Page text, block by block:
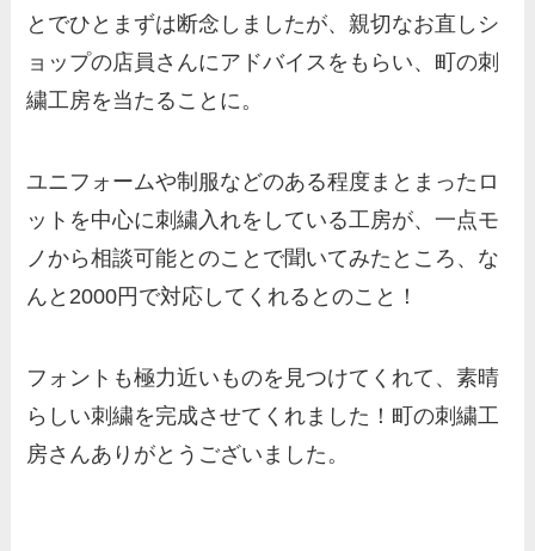
とでひとまずは断念しましたが、親切なお直しシ
ョップの店員さんにアドバイスをもらい、町の刺
繍工房を当たることに。
ユニフォームや制服などのある程度まとまったロ
ットを中心に刺繍入れをしている工房が、一点モ
ノから相談可能とのことで聞いてみたところ、な
んと2000円で対応してくれるとのこと！
フォントも極力近いものを見つけてくれて、素晴
らしい刺繍を完成させてくれました！町の刺繍工
房さんありがとうございました。